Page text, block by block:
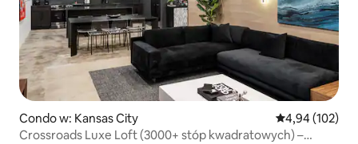
Condo w: Kansas City Średnia
4,94 (102)
Crossroads Luxe Loft (3000+ stóp kwadratowych) –